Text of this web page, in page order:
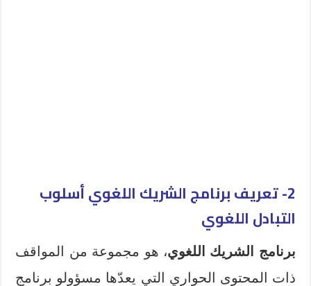
2- تعريف برنامج الشريك اللغوي أسلوب
التبادل اللغوي
برنامج الشريك اللغوي، هو مجموعة من المواقف
ذات المحتوى الحواري التي يعدّها مسؤولو برنامج